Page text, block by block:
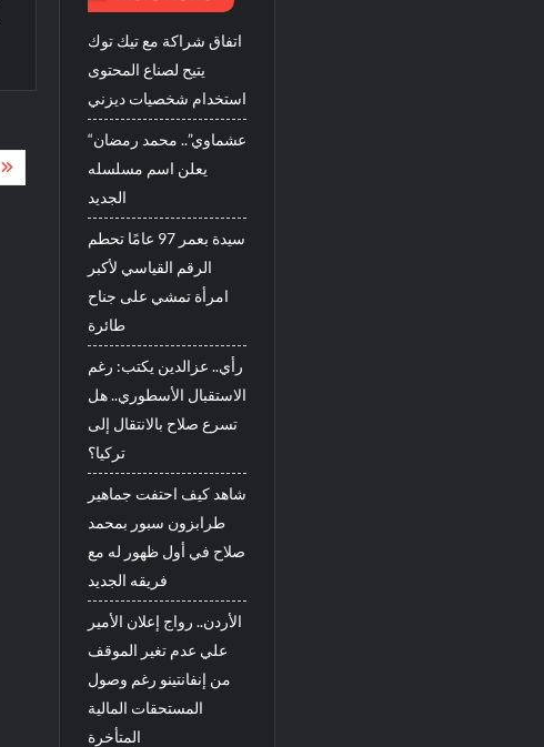
اتفاق شراكة مع تيك توك
يتيح لصناع المحتوى
استخدام شخصيات ديزني
“عشماوي”.. محمد رمضان
يعلن اسم مسلسله
الجديد
سيدة بعمر 97 عامًا تحطم
الرقم القياسي لأكبر
امرأة تمشي على جناح
طائرة
رأي.. عزالدين يكتب: رغم
الاستقبال الأسطوري.. هل
تسرع صلاح بالانتقال إلى
تركيا؟
شاهد كيف احتفت جماهير
طرابزون سبور بمحمد
صلاح في أول ظهور له مع
فريقه الجديد
الأردن.. رواج إعلان الأمير
علي عدم تغير الموقف
من إنفانتينو رغم وصول
المستحقات المالية
المتأخرة